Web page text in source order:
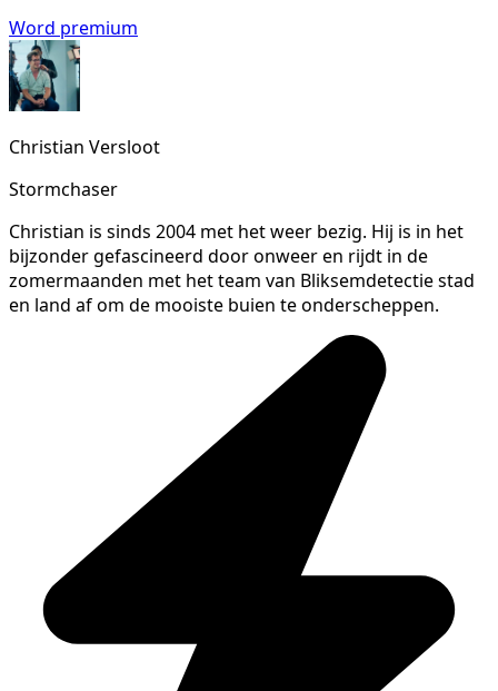
Word premium
Christian Versloot
Stormchaser
Christian is sinds 2004 met het weer bezig. Hij is in het
bijzonder gefascineerd door onweer en rijdt in de
zomermaanden met het team van Bliksemdetectie stad
en land af om de mooiste buien te onderscheppen.